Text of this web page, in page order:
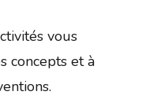
vous
concepts et à